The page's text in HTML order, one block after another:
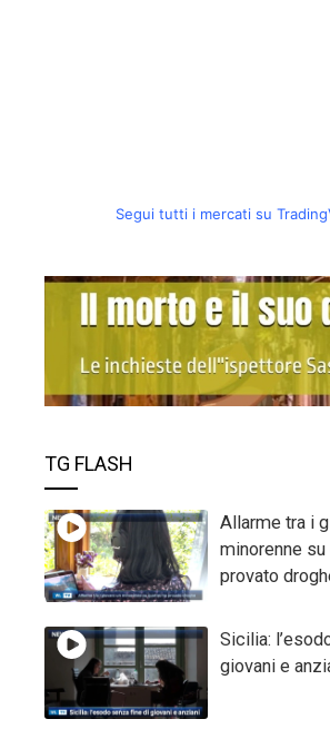
Segui tutti i mercati su
TG FLASH
Allarme tra i
minorenne su
provato
Sicilia:
giovani e